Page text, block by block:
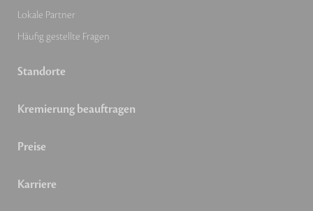
Lokale Partner
Häufig gestellte Fragen
Standorte
Kremierung beauftragen
Preise
Karriere